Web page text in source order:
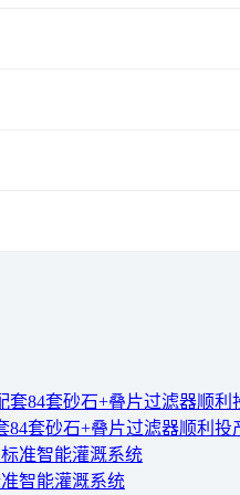
84套砂石+叠片过滤器顺利投
智能灌溉系统